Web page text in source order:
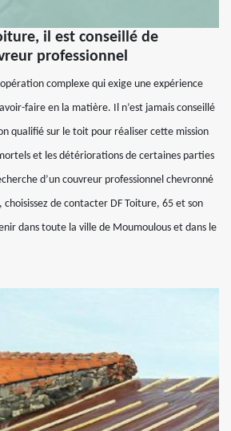
il est conseillé de
professionnel
complexe qui exige une expérience
faire en la matière. Il n’est jamais conseillé
qualifié sur le toit pour réaliser cette mission
et les détériorations de certaines parties
d’un couvreur professionnel chevronné
de contacter DF Toiture, 65 et son
dans toute la ville de Moumoulous et dans le